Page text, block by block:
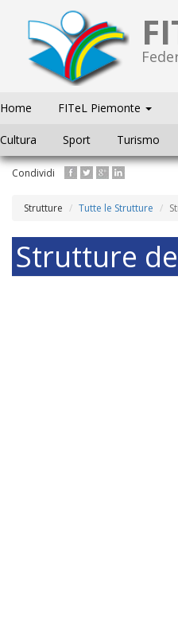
Salta
principale
Home FITeL Piemonte
Cultura Sport Turismo
Condividi
Strutture Tutte le Strutture
Strutture